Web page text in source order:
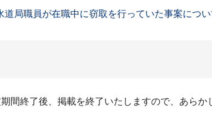
道局職員が在職中に窃取を行っていた事案につ
間終了後、掲載を終了いたしますので、あらか